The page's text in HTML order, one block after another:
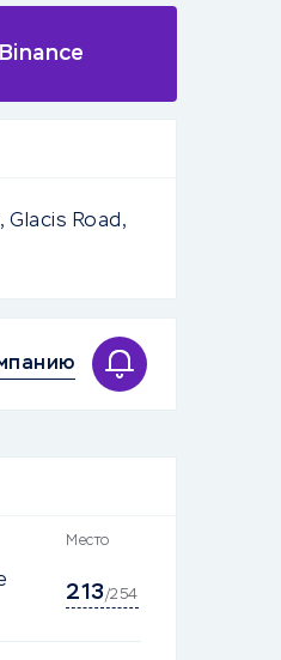
Road,
Место
213/254